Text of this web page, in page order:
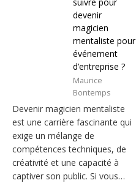
suivre pour
devenir
magicien
mentaliste pour
événement
d’entreprise ?
Maurice
Bontemps
Devenir magicien mentaliste
est une carrière fascinante qui
exige un mélange de
compétences techniques, de
créativité et une capacité à
captiver son public. Si vous…